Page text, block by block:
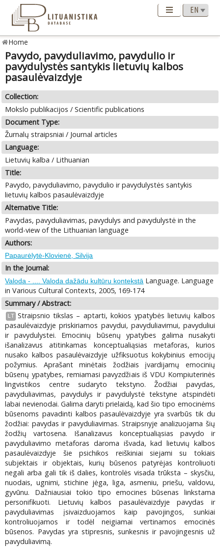
Home
Pavydo, pavyduliavimo, pavydulio ir
pavydulystės santykis lietuvių kalbos
pasaulėvaizdyje
Collection:
Mokslo publikacijos / Scientific publications
Document Type:
Žurnalų straipsniai / Journal articles
Language:
Lietuvių kalba / Lithuanian
Title:
Pavydo, pavyduliavimo, pavydulio ir pavydulystės santykis
lietuvių kalbos pasaulėvaizdyje
Alternative Title:
Pavydas, pavyduliavimas, pavydulys and pavydulystė in the
world-view of the Lithuanian language
Authors:
Papaurėlytė-Klovienė, Silvija
In the Journal:
Valoda - .... Valoda dažādu kultūru kontekstā Language. Language
in Various Cultural Contexts, 2005, 169-174
Summary / Abstract:
LT Straipsnio tikslas – aptarti, kokios ypatybės lietuvių kalbos
pasaulėvaizdyje priskiriamos pavydui, pavyduliavimui, pavyduliui
ir pavydulystei. Emocinių būsenų ypatybes galima nusakyti
išanalizavus atitinkamas konceptualiąsias metaforas, kurios
nusako kalbos pasaulėvaizdyje užfiksuotus kokybinius emocijų
požymius. Aprašant minėtais žodžiais įvardijamų emocinių
būsenų ypatybes, remiamasi pavyzdžiais iš VDU Kompiuterinės
lingvistikos centre sudaryto tekstyno. Žodžiai pavydas,
pavyduliavimas, pavydulys ir pavydulystė tekstyne atspindėti
labai nevienodai. Galima daryti prielaidą, kad šio tipo emocinėms
būsenoms pavadinti kalbos pasaulėvaizdyje yra svarbūs tik du
žodžiai: pavydas ir pavyduliavimas. Straipsnyje analizuojama šių
žodžių vartosena. Išanalizavus konceptualiąsias pavydo ir
pavyduliavimo metaforas daroma išvada, kad lietuvių kalbos
pasaulėvaizdyje šie psichikos reiškiniai siejami su tokiais
subjektais ir objektais, kurių būsenos patyrėjas kontroliuoti
negali arba gali tik iš dalies, kontrolės visada trūksta – skysčiu,
nuodais, ugnimi, stichine jėga, liga, asmeniu, priešu, valdovu,
gyvūnu. Dažniausiai tokio tipo emocines būsenas linkstama
personifikuoti. Lietuvių kalbos pasaulėvaizdyje pavydas ir
pavyduliavimas įsivaizduojamos kaip pavojingos, sunkiai
kontroliuojamos ir todėl neigiamai vertinamos emocinės
būsenos. Pavydas yra stipresnis, sunkesnis ir pavojingesnis už
pavyduliavimą.